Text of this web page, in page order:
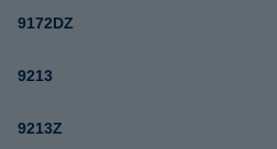
9172DZ
9213
9213Z